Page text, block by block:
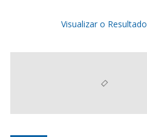
Visualizar o Resultado